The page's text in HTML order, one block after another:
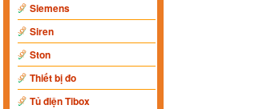
Siemens
Siren
Ston
Thiết bị đo
Tủ điện Tibox